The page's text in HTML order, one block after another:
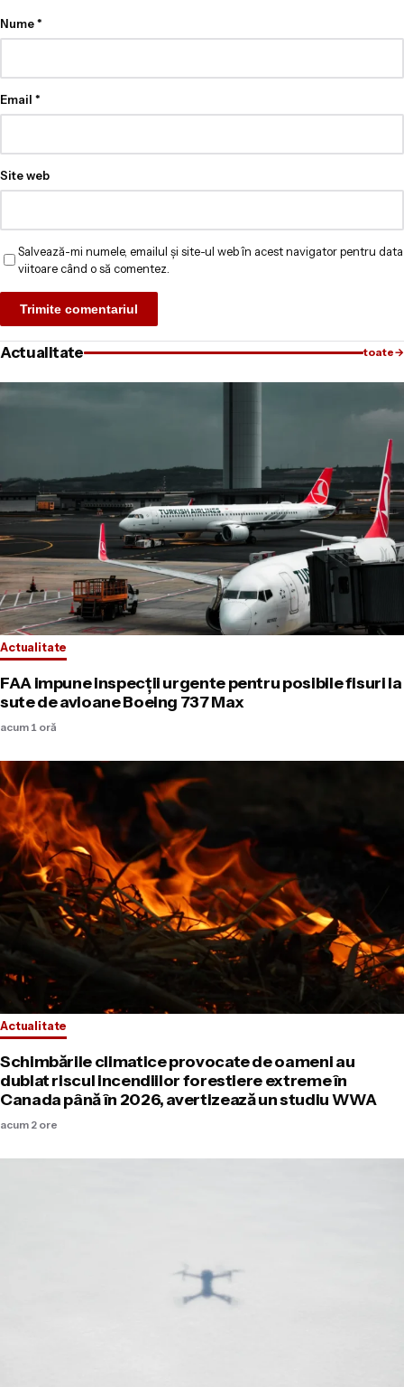
Nume*
Email *
Site web
Salvează-mi numele, emailul și site-ul web în acest navigator pentru data
viitoare când o să comentez.
Actualitate toate→
Actualitate
FAA impune inspecții urgente pentru posibile fisuri la
sute de avioane Boeing 737 Max
acum 1 oră
Actualitate
Schimbările climatice provocate de oameni au
dublat riscul incendiilor forestiere extreme în
Canada până în 2026, avertizează un studiu WWA
acum 2 ore